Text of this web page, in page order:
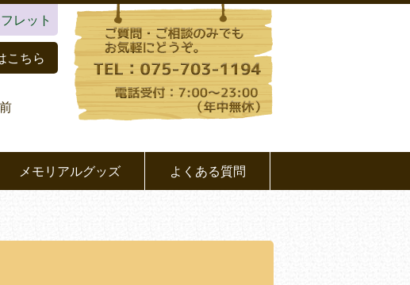
レット
こちら
メモリアルグッズ よくある質問